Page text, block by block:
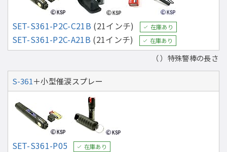
SET-S361-P2C-C21B (21インチ) 在庫あり
SET-S361-P2C-A21B (21インチ) 在庫あり
（ ）特殊警棒の長さ
S-361＋小型催涙スプレー
SET-S361-P05 在庫あり